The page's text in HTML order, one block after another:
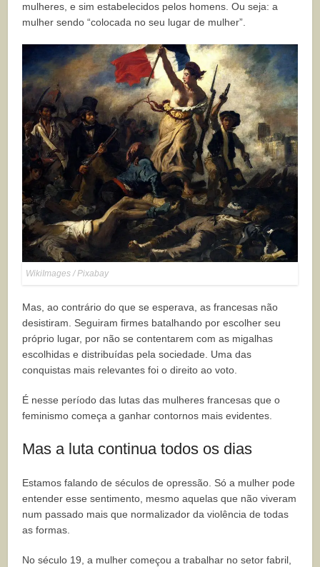
mulheres, e sim estabelecidos pelos homens. Ou seja: a
mulher sendo “colocada no seu lugar de mulher”.
WikiImages / Pixabay
Mas, ao contrário do que se esperava, as francesas não
desistiram. Seguiram firmes batalhando por escolher seu
próprio lugar, por não se contentarem com as migalhas
escolhidas e distribuídas pela sociedade. Uma das
conquistas mais relevantes foi o direito ao voto.
É nesse período das lutas das mulheres francesas que o
feminismo começa a ganhar contornos mais evidentes.
Mas a luta continua todos os dias
Estamos falando de séculos de opressão. Só a mulher pode
entender esse sentimento, mesmo aquelas que não viveram
num passado mais que normalizador da violência de todas
as formas.
No século 19, a mulher começou a trabalhar no setor fabril,